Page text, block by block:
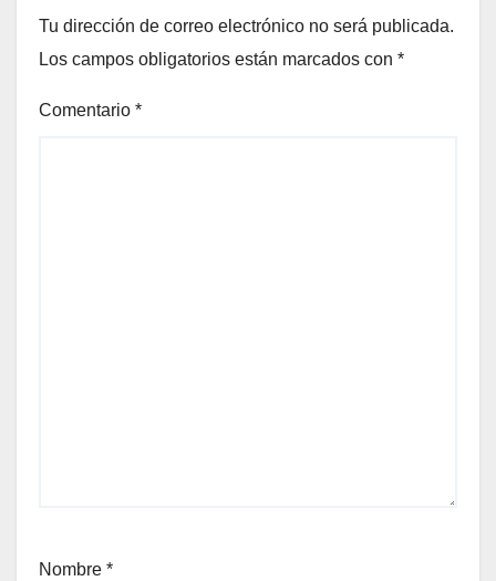
Tu dirección de correo electrónico no será publicada.
Los campos obligatorios están marcados con *
Comentario *
Nombre *